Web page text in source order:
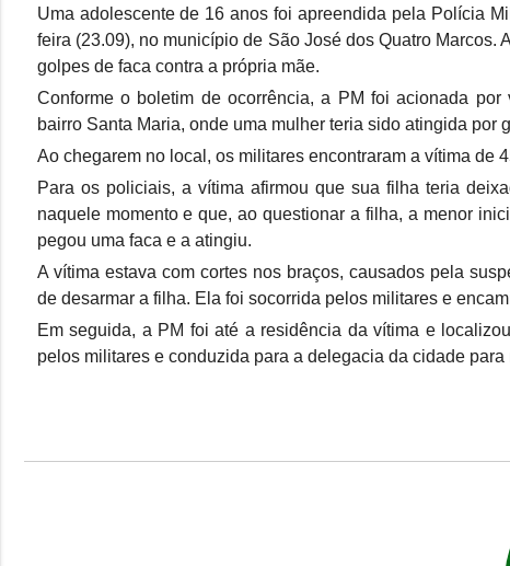
Uma adolescente de 16 anos foi apreendida pela Polícia
feira (23.09), no município de São José dos Quatro
golpes de faca contra a própria mãe.
Conforme o boletim de ocorrência, a PM foi acionada
bairro Santa Maria, onde uma mulher teria sido atingida por
Ao chegarem no local, os militares encontraram a vítima de
Para os policiais, a vítima afirmou que sua filha teria
naquele momento e que, ao questionar a filha, a menor
pegou uma faca e a atingiu.
A vítima estava com cortes nos braços, causados pela
de desarmar a filha. Ela foi socorrida pelos militares e
Em seguida, a PM foi até a residência da vítima e
pelos militares e conduzida para a delegacia da cidade